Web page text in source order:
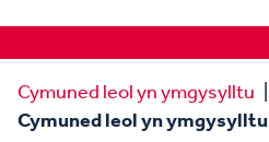
Cymuned leol yn ymgysylltu
Cymuned leol yn ymgysylltu